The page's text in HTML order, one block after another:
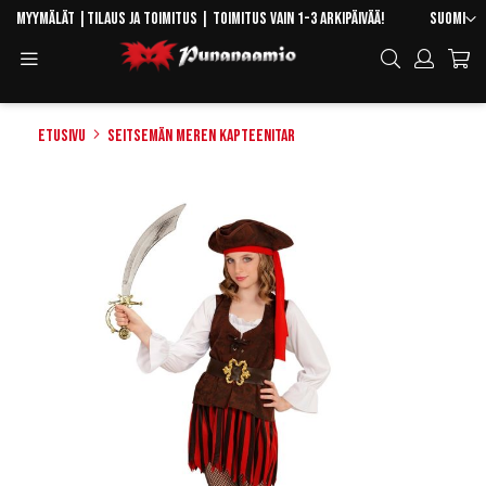
Skip
Content
Kieli
Suomi
Myymälät Tilaus ja toimitus | Toimitus vain 1-3 arkipäivää!
Hae
Etusivu Seitsemän meren kapteenitar